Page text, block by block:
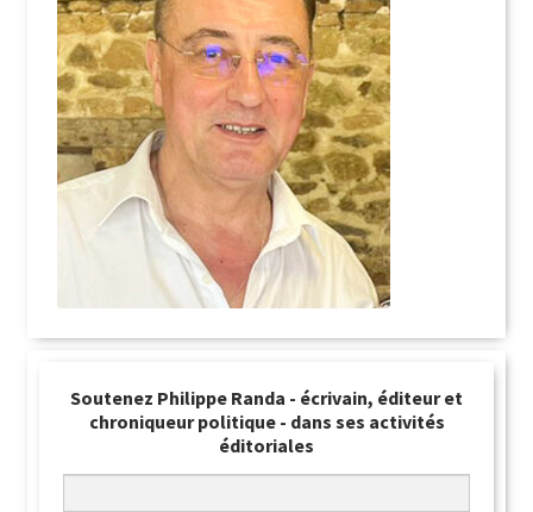
Soutenez Philippe Randa - écrivain, éditeur et
chroniqueur politique - dans ses activités
éditoriales